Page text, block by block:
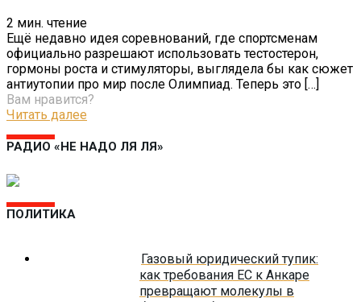
2 мин. чтение
Ещё недавно идея соревнований, где спортсменам
официально разрешают использовать тестостерон,
гормоны роста и стимуляторы, выглядела бы как сюжет
антиутопии про мир после Олимпиад. Теперь это […]
Вам нравится?
Читать далее
РАДИО «НЕ НАДО ЛЯ ЛЯ»
ПОЛИТИКА
Газовый юридический тупик:
как требования ЕС к Анкаре
превращают молекулы в